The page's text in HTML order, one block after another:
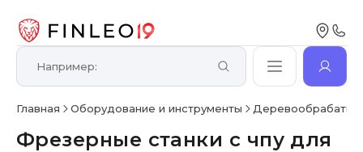
Главная Оборудование и инструменты
Фрезерные станки с чпу для